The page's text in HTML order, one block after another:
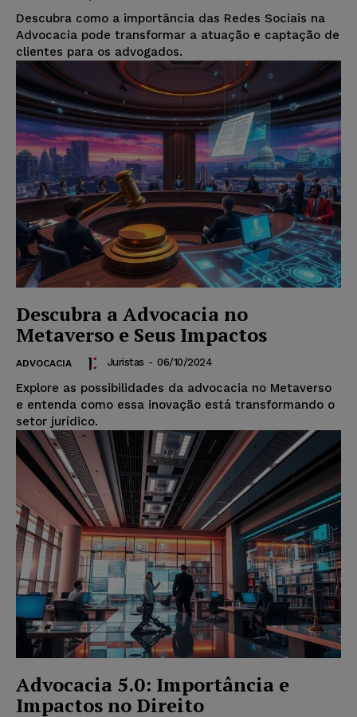
Descubra como a importância das Redes Sociais na
Advocacia pode transformar a atuação e captação de
clientes para os advogados.
Descubra a Advocacia no
Metaverso e Seus Impactos
ADVOCACIA Juristas - 06/10/2024
Explore as possibilidades da advocacia no Metaverso
e entenda como essa inovação está transformando o
setor jurídico.
Advocacia 5.0: Importância e
Impactos no Direito